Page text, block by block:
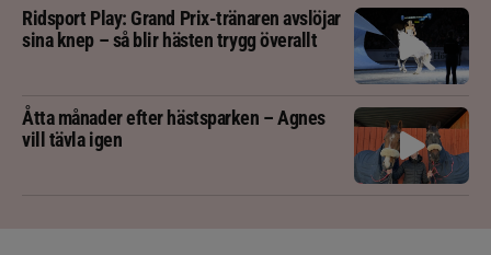
Ridsport Play: Grand Prix-tränaren avslöjar
sina knep – så blir hästen trygg överallt
Åtta månader efter hästsparken – Agnes
vill tävla igen